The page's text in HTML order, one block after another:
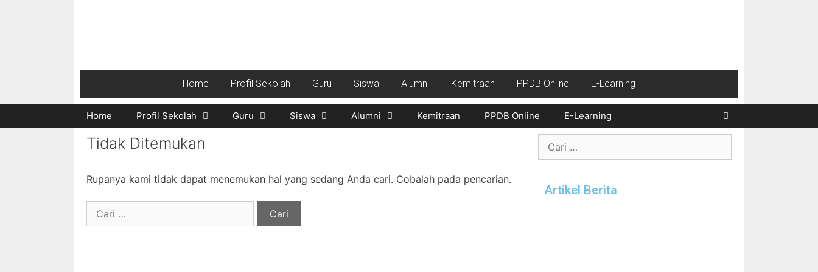
Home Profil Sekolah Guru Siswa Alumni Kemitraan PPDB Online E-Learning
Home Profil Sekolah Guru Siswa Alumni Kemitraan PPDB Online E-Learning
Tidak Ditemukan
Rupanya kami tidak dapat menemukan hal yang sedang Anda cari. Cobalah pada pencarian.
Artikel Berita